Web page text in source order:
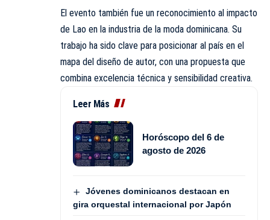
El evento también fue un reconocimiento al impacto
de Lao en la industria de la moda dominicana. Su
trabajo ha sido clave para posicionar al país en el
mapa del diseño de autor, con una propuesta que
combina excelencia técnica y sensibilidad creativa.
Leer Más
Horóscopo del 6 de
agosto de 2026
Jóvenes dominicanos destacan en
gira orquestal internacional por Japón